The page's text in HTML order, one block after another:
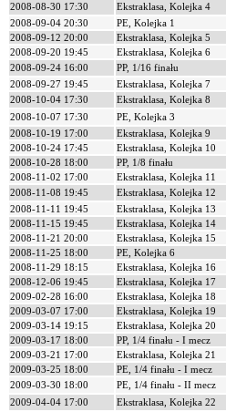
2008-08-30 17:30
Ekstraklasa, Kolejka 4
2008-09-04 20:30
PE, Kolejka 1
2008-09-12 20:00
Ekstraklasa, Kolejka 5
2008-09-20 19:45
Ekstraklasa, Kolejka 6
2008-09-24 16:00
PP, 1/16 finału
2008-09-27 19:45
Ekstraklasa, Kolejka 7
2008-10-04 17:30
Ekstraklasa, Kolejka 8
2008-10-07 17:30
PE, Kolejka 3
2008-10-19 17:00
Ekstraklasa, Kolejka 9
2008-10-24 17:45
Ekstraklasa, Kolejka 10
2008-10-28 18:00
PP, 1/8 finału
2008-11-02 17:00
Ekstraklasa, Kolejka 11
2008-11-08 19:45
Ekstraklasa, Kolejka 12
2008-11-11 19:45
Ekstraklasa, Kolejka 13
2008-11-15 19:45
Ekstraklasa, Kolejka 14
2008-11-21 20:00
Ekstraklasa, Kolejka 15
2008-11-25 18:00
PE, Kolejka 6
2008-11-29 18:15
Ekstraklasa, Kolejka 16
2008-12-06 19:45
Ekstraklasa, Kolejka 17
2009-02-28 16:00
Ekstraklasa, Kolejka 18
2009-03-07 17:00
Ekstraklasa, Kolejka 19
2009-03-14 19:15
Ekstraklasa, Kolejka 20
2009-03-17 18:00
PP, 1/4 finału - I mecz
2009-03-21 17:00
Ekstraklasa, Kolejka 21
2009-03-25 18:00
PE, 1/4 finału - I mecz
2009-03-30 18:00
PE, 1/4 finału - II mecz
2009-04-04 17:00
Ekstraklasa, Kolejka 22